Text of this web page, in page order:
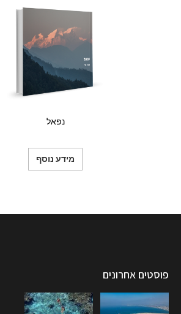
נפאל
מידע נוסף
פוסטים אחרונים